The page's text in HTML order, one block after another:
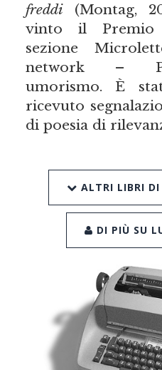
freddi(Montag,
vinto il Premio
sezione
network –
umorismo. È
ricevuto
di poesia di
ALTRI LIBRI DI
DI PIÙ SU